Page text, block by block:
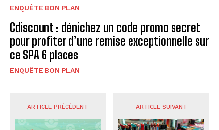
ENQUÊTE BON PLAN
Cdiscount : dénichez un code promo secret
pour profiter d’une remise exceptionnelle sur
ce SPA 6 places
ENQUÊTE BON PLAN
ARTICLE PRÉCÉDENT ARTICLE SUIVANT